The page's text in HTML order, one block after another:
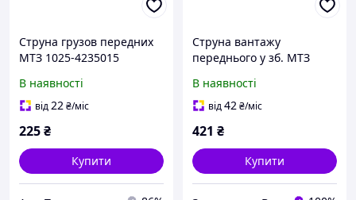
Струна грузов передних
МТЗ 1025-4235015
В наявності
від22₴/міс
225₴
Купити
Струна вантажу
переднього у зб. МТЗ
4235015 UA51
В наявності
від42₴/міс
421 ₴
Купити